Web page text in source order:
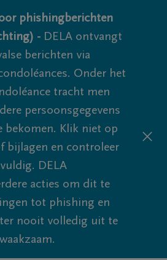
phishingberichten
- DELA ontvangt
berichten via
Onder het
tracht men
persoonsgegevens
bekomen. Klik niet op
bijlagen en controleer
DELA
acties om dit te
tot phishing en
nooit volledig uit te